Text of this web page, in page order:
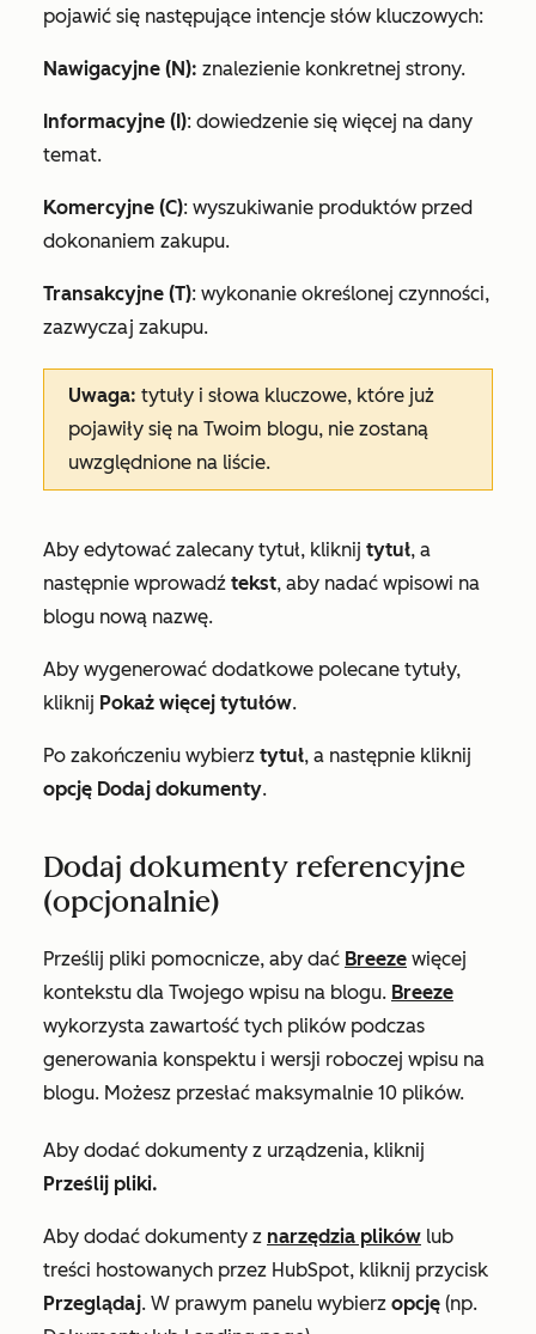
pojawić się następujące intencje słów kluczowych:
Nawigacyjne (N): znalezienie konkretnej strony.
Informacyjne (I): dowiedzenie się więcej na dany
temat.
Komercyjne (C): wyszukiwanie produktów przed
dokonaniem zakupu.
Transakcyjne (T): wykonanie określonej czynności,
zazwyczaj zakupu.
Uwaga: tytuły i słowa kluczowe, które już
pojawiły się na Twoim blogu, nie zostaną
uwzględnione na liście.
Aby edytować zalecany tytuł, kliknij tytuł, a
następnie wprowadź tekst, aby nadać wpisowi na
blogu nową nazwę.
Aby wygenerować dodatkowe polecane tytuły,
kliknij Pokaż więcej tytułów.
Po zakończeniu wybierz tytuł, a następnie kliknij
opcję Dodaj dokumenty.
Dodaj dokumenty referencyjne
(opcjonalnie)
Prześlij pliki pomocnicze, aby dać Breeze więcej
kontekstu dla Twojego wpisu na blogu. Breeze
wykorzysta zawartość tych plików podczas
generowania konspektu i wersji roboczej wpisu na
blogu. Możesz przesłać maksymalnie 10 plików.
Aby dodać dokumenty z urządzenia, kliknij
Prześlij pliki.
Aby dodać dokumenty z narzędzia plików lub
treści hostowanych przez HubSpot, kliknij przycisk
Przeglądaj. W prawym panelu wybierz opcję (np.